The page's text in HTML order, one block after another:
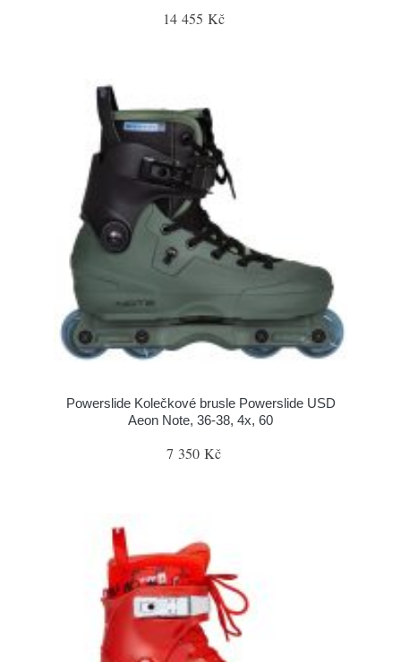
14 455 Kč
Powerslide Kolečkové brusle Powerslide USD
Aeon Note, 36-38, 4x, 60
7 350 Kč